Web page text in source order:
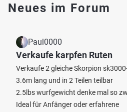
Neues im Forum
Paul0000
Verkaufe karpfen Ruten
Verkaufe 2 gleiche Skorpion
3.6m lang und in 2 Teilen teilbar
2.5lbs wurfgewicht denke mal so
Ideal für Anfänger oder erfahrene